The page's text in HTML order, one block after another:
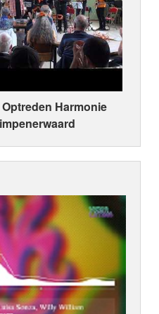
Harmonie